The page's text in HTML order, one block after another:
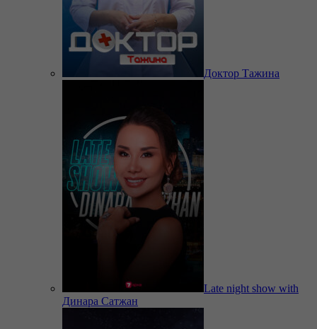
Доктор Тажина
Late night show with
Динара Сатжан